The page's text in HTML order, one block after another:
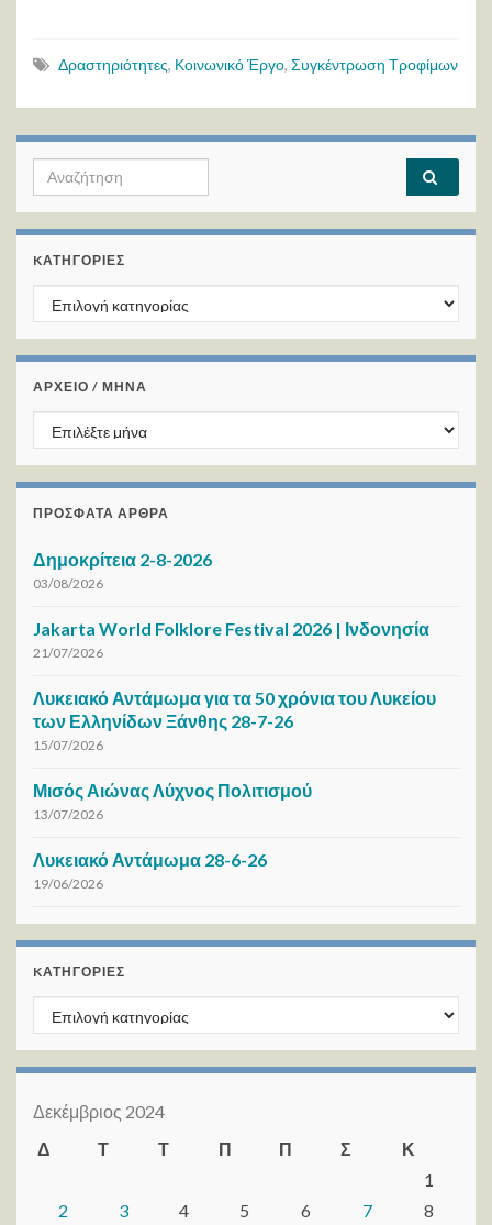
Δραστηριότητες, Κοινωνικό Έργο, Συγκέντρωση Τροφίμων
Search for:
KΑΤΗΓΟΡΊΕΣ
Kατηγορίες
ΑΡΧΕΙΟ / ΜΗΝΑ
ΑΡΧΕΙΟ / ΜΗΝΑ
ΠΡΌΣΦΑΤΑ ΆΡΘΡΑ
Δημοκρίτεια 2-8-2026
03/08/2026
Jakarta World Folklore Festival 2026 | Ινδονησία
21/07/2026
Λυκειακό Αντάμωμα για τα 50 χρόνια του Λυκείου
των Ελληνίδων Ξάνθης 28-7-26
15/07/2026
Μισός Αιώνας Λύχνος Πολιτισμού
13/07/2026
Λυκειακό Αντάμωμα 28-6-26
19/06/2026
KΑΤΗΓΟΡΊΕΣ
Kατηγορίες
Δεκέμβριος 2024
Δ
Τ Τ Π Π Σ
Κ
1
2
3 4 5 6 7
8